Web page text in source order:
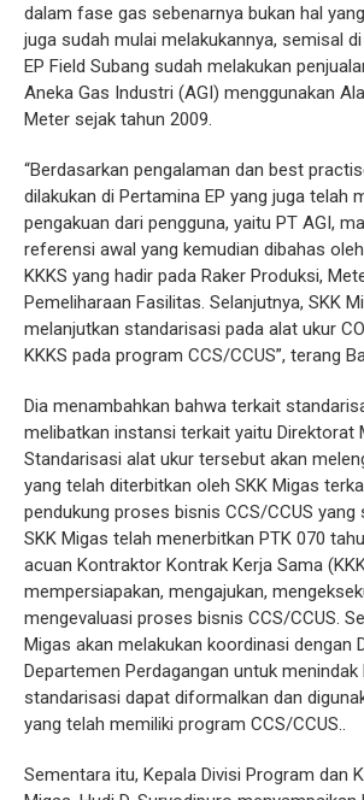
dalam fase gas sebenarnya bukan hal
juga sudah mulai melakukannya, semisal
EP Field Subang sudah melakukan
Aneka Gas Industri (AGI) menggunakan
Meter sejak tahun 2009.
“Berdasarkan pengalaman dan best
dilakukan di Pertamina EP yang juga telah
pengakuan dari pengguna, yaitu PT AGI,
referensi awal yang kemudian dibahas
KKKS yang hadir pada Raker Produksi,
Pemeliharaan Fasilitas. Selanjutnya, SKK
melanjutkan standarisasi pada alat ukur
KKKS pada program CCS/CCUS”, terang
Dia menambahkan bahwa terkait
melibatkan instansi terkait yaitu Direktorat
Standarisasi alat ukur tersebut akan
yang telah diterbitkan oleh SKK Migas
pendukung proses bisnis CCS/CCUS yang
SKK Migas telah menerbitkan PTK 070
acuan Kontraktor Kontrak Kerja Sama
mempersiapakan, mengajukan,
mengevaluasi proses bisnis CCS/CCUS.
Migas akan melakukan koordinasi dengan
Departemen Perdagangan untuk menindak
standarisasi dapat diformalkan dan
yang telah memiliki program CCS/CCUS..
Sementara itu, Kepala Divisi Program dan